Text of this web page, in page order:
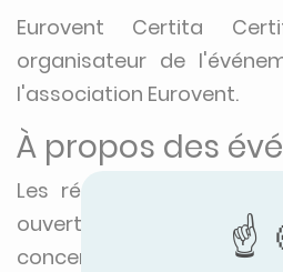
Eurovent Certita
organisateur de
l'association Eurovent.
À propos des
Les réunions des
ouvertes uniquement aux
concerné. Veuillez